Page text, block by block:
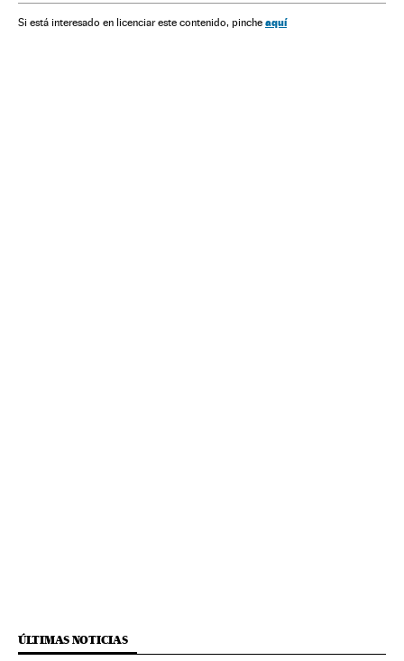
Administração Estado Economia Política
Si está interesado en licenciar este contenido, pinche aquí
ÚLTIMAS NOTICIAS